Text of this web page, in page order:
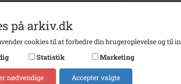
Størrelse
Arkiv
på arkiv.dk
cookies til at forbedre din brugeroplevelse og til
Statistik Marketing
nødvendige Accepter valgte